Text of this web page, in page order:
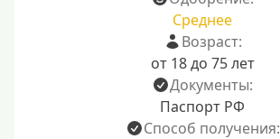
Среднее
Возраст:
от 18 до 75 лет
Документы:
Паспорт РФ
Способ получения: